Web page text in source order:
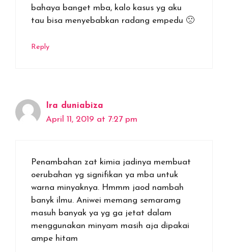
bahaya banget mba, kalo kasus yg aku
tau bisa menyebabkan radang empedu 🙁
Reply
Ira duniabiza
April 11, 2019 at 7:27 pm
Penambahan zat kimia jadinya membuat
oerubahan yg signifikan ya mba untuk
warna minyaknya. Hmmm jaod nambah
banyk ilmu. Aniwei memang semaramg
masuh banyak ya yg ga jetat dalam
menggunakan minyam masih aja dipakai
ampe hitam